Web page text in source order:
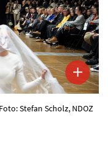
Stefan Scholz, NDOZ